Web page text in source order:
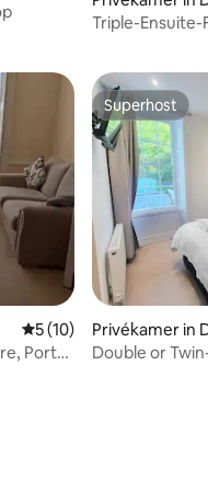
Triple-
Gemiddelde
5 (10)
Port
Superhost
Superhost
Privékamer in
Double or